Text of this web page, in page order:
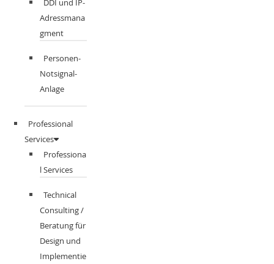
DDI und IP-
Adressmana
gment​
Personen-
Notsignal-
Anlage
Professional
Services
Professiona
l Services
Technical
Consulting /
Beratung für
Design und
Implementie